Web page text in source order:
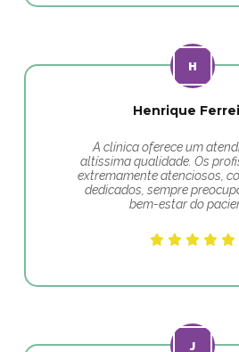
Henrique
A clínica oferece um
altíssima qualidade. Os
extremamente atenciosos,
dedicados, sempre
bem-estar do